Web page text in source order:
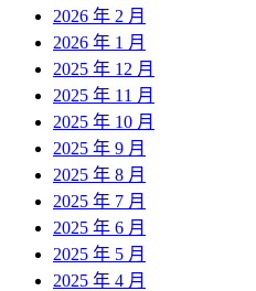
2026 年 2 月
2026 年 1 月
2025 年 12 月
2025 年 11 月
2025 年 10 月
2025 年 9 月
2025 年 8 月
2025 年 7 月
2025 年 6 月
2025 年 5 月
2025 年 4 月